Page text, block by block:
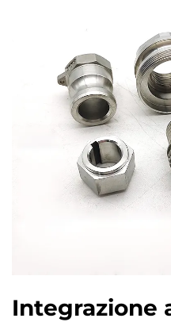
Integrazione